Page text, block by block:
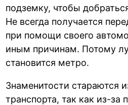
подземку, чтобы
Не всегда получается
при помощи своего
иным причинам. Потому
становится метро.
Знаменитости стараются
транспорта, так как из-за